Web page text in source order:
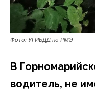
Фото: УГИБДД по РМЭ
В
водитель, не